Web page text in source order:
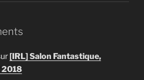
[IRL] Salon Fantastique,
2018